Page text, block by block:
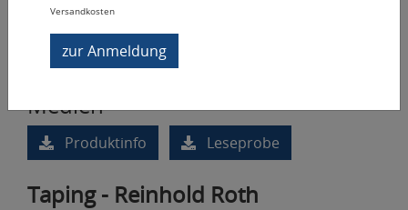
Versandkosten
zur Anmeldung
Sofort lieferbar
Vergleichen
Auf den Merkzettel
Fragen zum Artikel
Medien
Produktinfo Leseprobe
Taping - Reinhold Roth